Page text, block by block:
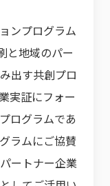
ンプログラム
と地域のパー
出す共創プロ
実証にフォー
ログラムであ
ラムにご協賛
ートナー企業